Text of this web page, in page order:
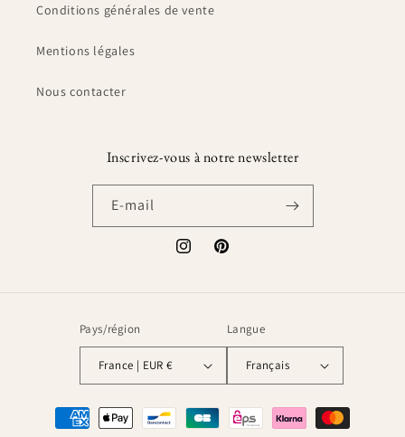
Conditions générales de vente
Mentions légales
Nous contacter
Inscrivez-vous à notre newsletter
E-mail
InstagramPinterest
Pays/région
France | EUR €
Langue
Français
Moyens